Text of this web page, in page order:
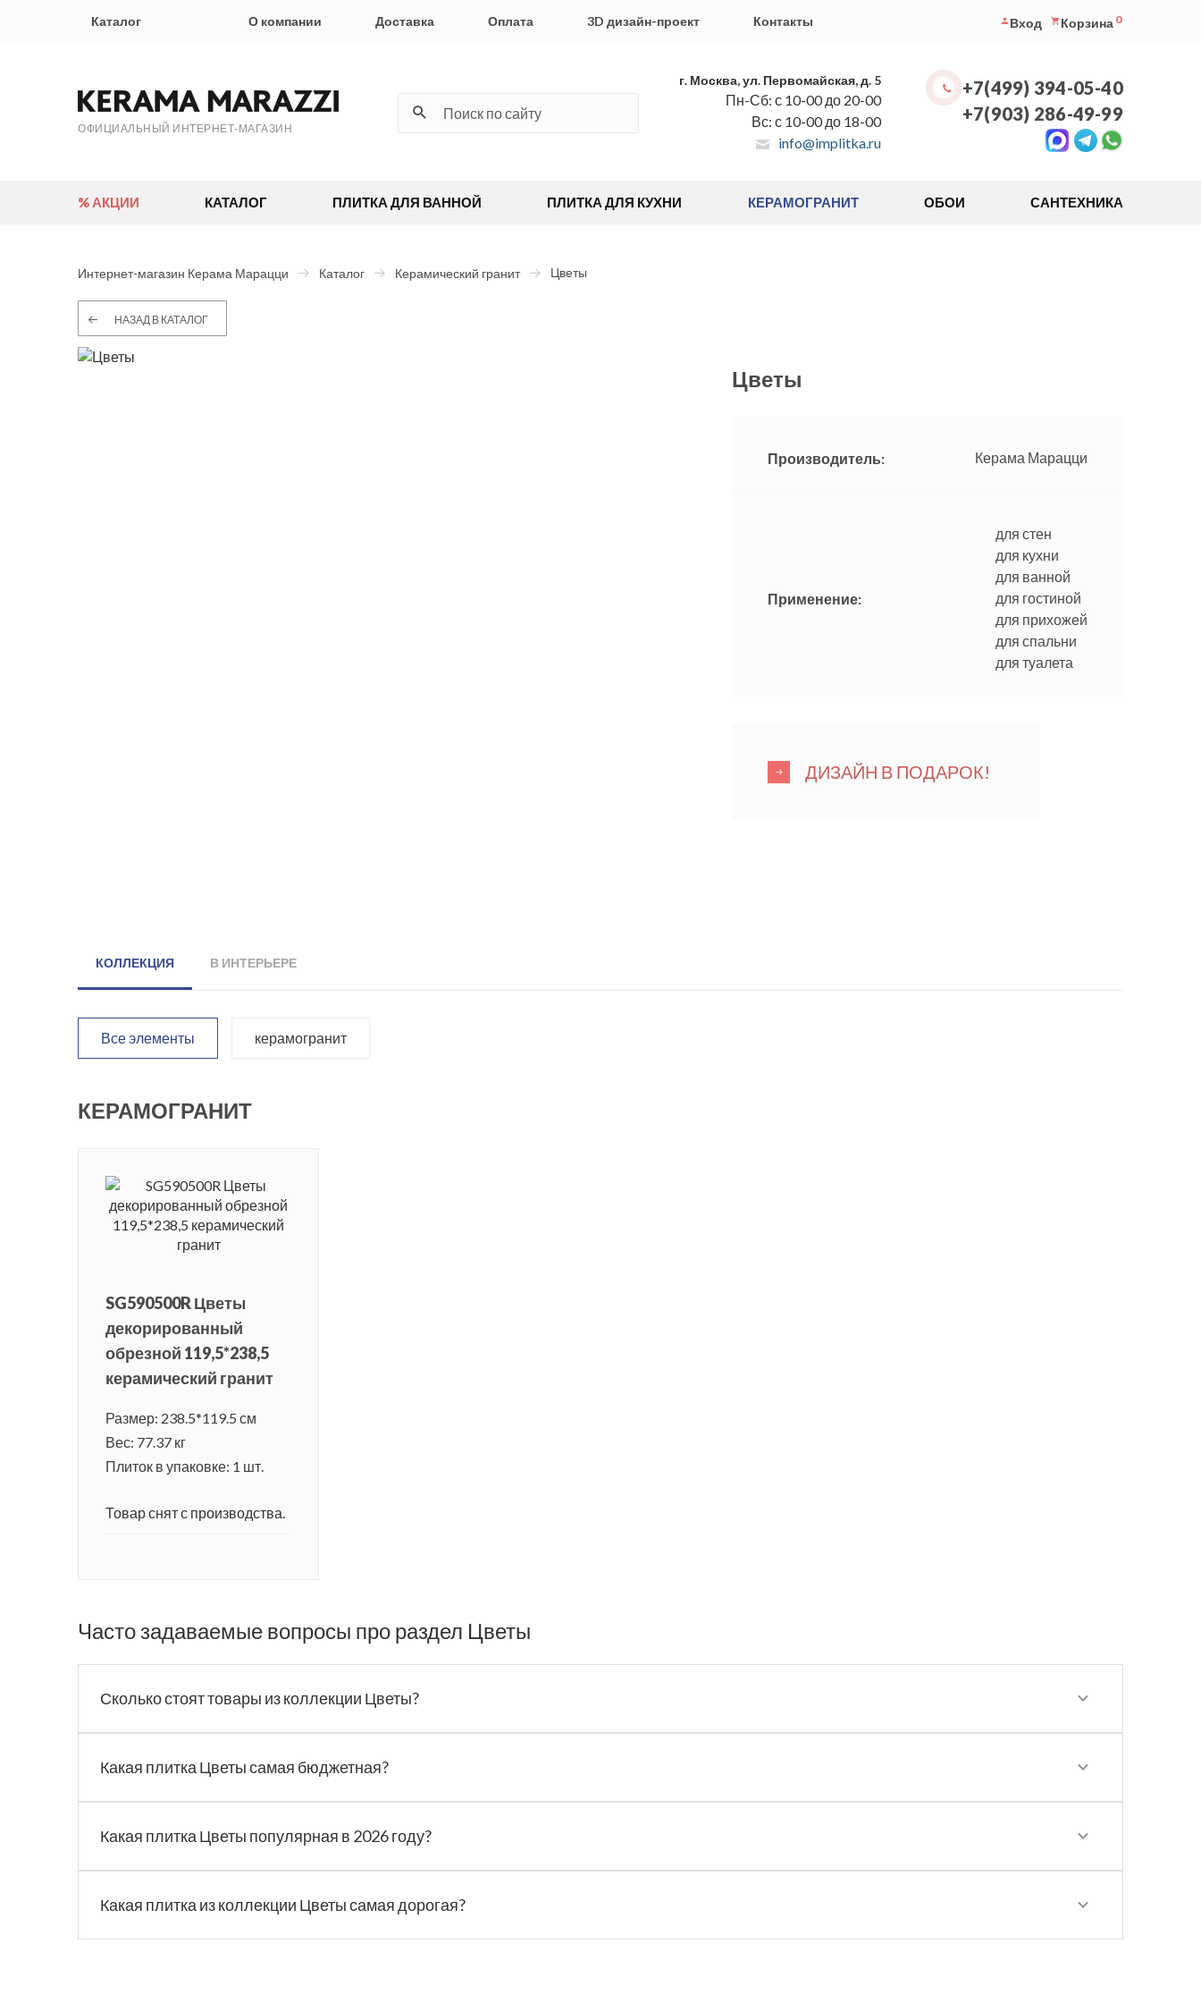
Каталог О компании Доставка Оплата 3D дизайн-проект Контакты Вход Корзина 0
ОФИЦИАЛЬНЫЙ ИНТЕРНЕТ-МАГАЗИН
г. Москва, ул. Первомайская, д. 5
Пн-Сб: с 10-00 до 20-00
Вс: с 10-00 до 18-00
info@implitka.ru
+7(499) 394-05-40
+7(903) 286-49-99
% АКЦИИ КАТАЛОГ ПЛИТКА ДЛЯ ВАННОЙ ПЛИТКА ДЛЯ КУХНИ КЕРАМОГРАНИТ ОБОИ САНТЕХНИКА
Интернет-магазин Керама Марацци Каталог Керамический гранит Цветы
НАЗАД В КАТАЛОГ
Цветы
Производитель: Керама Марацци
Применение:
для стен
для кухни
для ванной
для гостиной
для прихожей
для спальни
для туалета
ДИЗАЙН В ПОДАРОК!
КОЛЛЕКЦИЯ В ИНТЕРЬЕРЕ
Все элементы керамогранит
КЕРАМОГРАНИТ
SG590500R Цветы
декорированный
обрезной 119,5*238,5
керамический гранит
Размер: 238.5*119.5 см
Вес: 77.37 кг
Плиток в упаковке: 1 шт.
Товар снят с производства.
Часто задаваемые вопросы про раздел Цветы
Сколько стоят товары из коллекции Цветы?
Какая плитка Цветы самая бюджетная?
Какая плитка Цветы популярная в 2026 году?
Какая плитка из коллекции Цветы самая дорогая?